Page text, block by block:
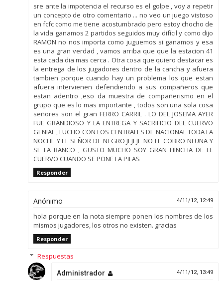
sre ante la impotencia el recurso es el golpe , voy a repetir
un concepto de otro comentario ... no veo un juego vistoso
en fcfc como me tiene acostumbrado pero estoy chocho de
la vida ganamos 2 partidos seguidos muy difícil y como dijo
RAMON no nos importa como juguemos si ganamos y esa
es una gran verdad , vamos arriba que que la estacion 41
esta cada dia mas cerca . Otra cosa que quiero destacar es
la entrega de los jugadores dentro de la cancha y afuera
tambien porque cuando hay un problema los que estan
afuera intervienen defendiendo a sus compañeros que
estan adentro ,eso da muestra de compañerismo en el
grupo que es lo mas importante , todos son una sola cosa
señores son el gran FERRO CARRIL . LO DEL JOSEMA AYER
FUE GRANDIOSO Y LA ENTREGA Y SACRIFICIO DEL CUERVO
GENIAL , LUCHO CON LOS CENTRALES DE NACIONAL TODA LA
NOCHE Y EL SEÑOR DE NEGRO JEJEJE NO LE COBRO NI UNA Y
SE LA BANCO , GUSTO MUCHO SOY GRAN HINCHA DE LE
CUERVO CUANDO SE PONE LA PILAS
Responder
Anónimo 4/11/12, 12:49
hola porque en la nota siempre ponen los nombres de los
mismos jugadores, los otros no existen. gracias
Responder
Respuestas
Administrador 4/11/12, 13:49